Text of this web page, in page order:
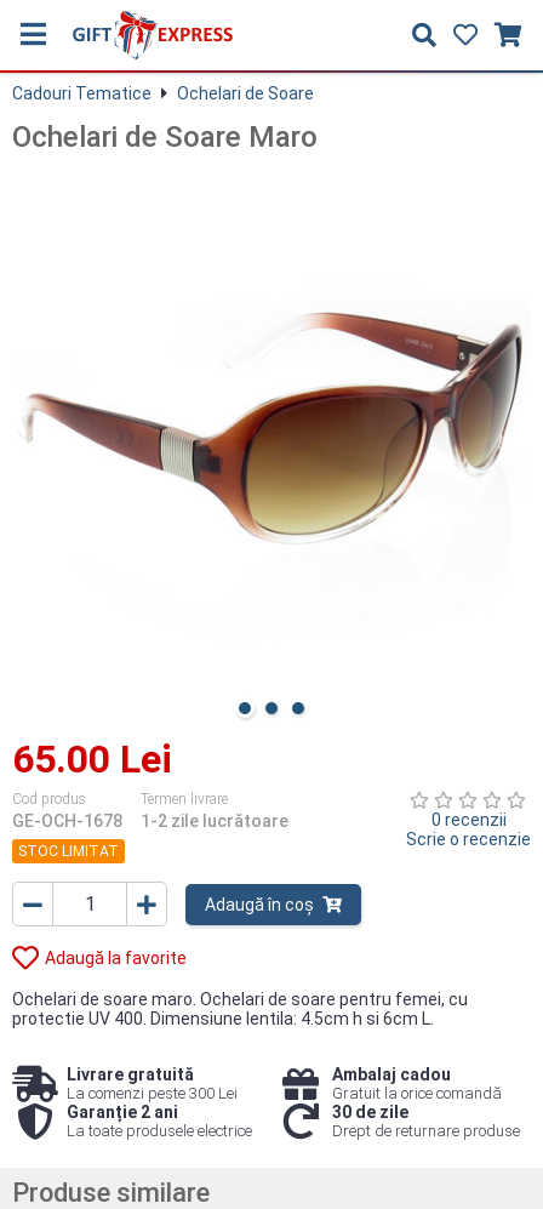
Cadouri Tematice Ochelari de Soare
Ochelari de Soare Maro
65.00 Lei
Cod produs
GE-OCH-1678
Termen livrare
1-2 zile lucrătoare
STOC LIMITAT
0 recenzii
Scrie o recenzie
Adaugă în coș
Adaugă la favorite
Ochelari de soare maro. Ochelari de soare pentru femei, cu
protectie UV 400. Dimensiune lentila: 4.5cm h si 6cm L.
Livrare gratuită
La comenzi peste 300 Lei
Ambalaj cadou
Gratuit la orice comandă
Garanție 2 ani
La toate produsele electrice
30 de zile
Drept de returnare produse
Produse similare